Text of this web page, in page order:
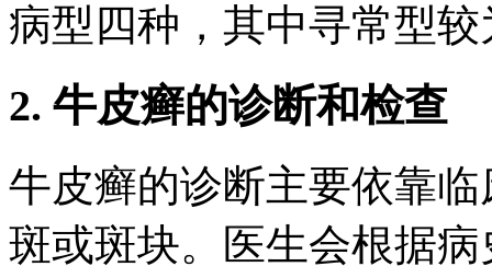
病型四种，其中寻常型
2. 牛皮癣的诊断和检查
牛皮癣的诊断主要依靠
斑或斑块。医生会根据